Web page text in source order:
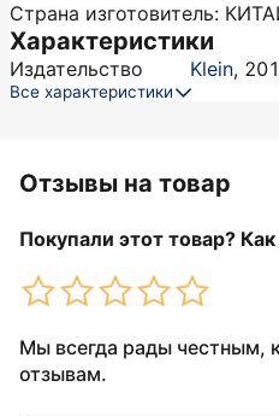
Страна изготовитель:
Характеристики
Издательство Klein,
Все характеристики
Отзывы на товар
Покупали этот товар?
Мы всегда рады честным,
отзывам.